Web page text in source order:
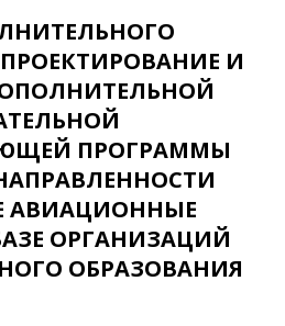
И
ПРОГРАММЫ
АВИАЦИОННЫЕ
ОРГАНИЗАЦИЙ
ОБРАЗОВАНИЯ